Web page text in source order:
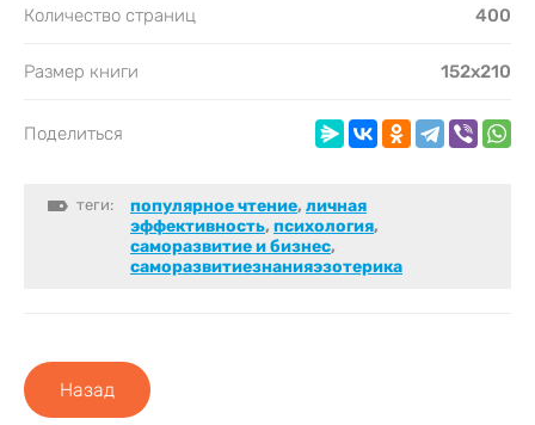
Количество страниц 400
Размер книги 152х210
Поделиться
теги: популярное чтение, личная
эффективность, психология,
саморазвитие и бизнес,
саморазвитиезнанияэзотерика
Назад